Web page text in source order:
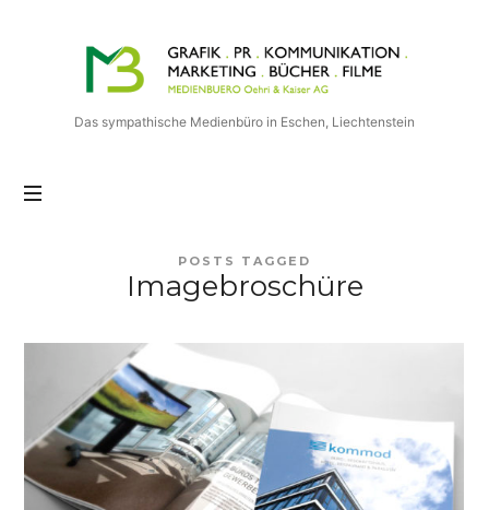
Medienbuero
Oehri
&
Kaiser
AG
Das sympathische Medienbüro in Eschen, Liechtenstein
POSTS TAGGED
Imagebroschüre